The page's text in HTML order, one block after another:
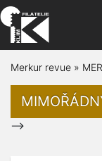
Merkur revue »
-->